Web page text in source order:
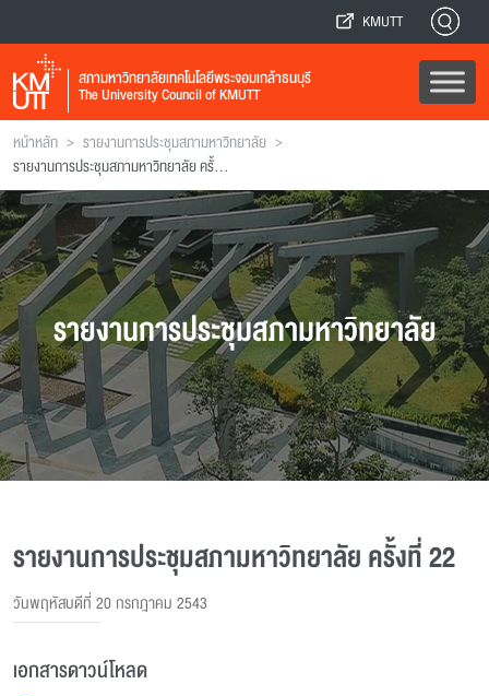
KMUTT
สภามหาวิทยาลัยเทคโนโลยีพระจอมเกล้าธนบุรี
The University Council of KMUTT
หน้าหลัก > รายงานการประชุมสภามหาวิทยาลัย >
รายงานการประชุมสภามหาวิทยาลัย ครั้งที่ 22
รายงานการประชุมสภามหาวิทยาลัย
รายงานการประชุมสภามหาวิทยาลัย ครั้งที่ 22
วันพฤหัสบดีที่ 20 กรกฎาคม 2543
เอกสารดาวน์โหลด